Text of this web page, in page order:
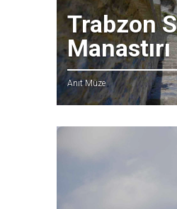
Trabzon
Manastırı
Anıt Müze